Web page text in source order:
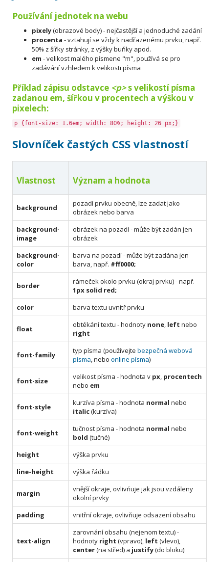
Používání jednotek na webu
pixely(obrazové body) - nejčastější a jednoduché zadání
procenta - vztahují se vždy k nadřazenému prvku, např.
50% z šířky stránky, z výšky buňky apod.
em - velikost malého písmene "m", používá se pro
zadávání vzhledem k velikosti písma
Příklad zápisu odstavce <p>s velikostí písma
zadanou em, šířkou v procentech a výškou v
pixelech:
p {font-size: 1.6em; width: 80%; height: 26 px;}
Slovníček častých CSS vlastností
Vlastnost Význam a hodnota
background
pozadí prvku obecně, lze zadat jako
obrázek nebo barva
background-
image
obrázek na pozadí - může být zadán jen
obrázek
background-
color
barva na pozadí - může být zadána jen
barva, např. #ff0000;
border
rámeček okolo prvku (okraj prvku) - např.
1px solid red;
color
barva textu uvnitř prvku
float obtékání textu - hodnoty none, left nebo
right
font-family typ písma (používejte bezpečná webová
písma, nebo online písma)
font-size velikost písma - hodnota v px, procentech
nebo em
font-style kurzíva písma - hodnota normal nebo
italic(kurzíva)
font-weight tučnost písma - hodnota normal nebo
bold (tučné)
height
výška prvku
line-height
výška řádku
margin
vnější okraje, ovlivńuje jak jsou vzdáleny
okolní prvky
padding
vnitřní okraje, ovlivňuje odsazení obsahu
text-align
zarovnání obsahu (nejenom textu) -
hodnoty right (vpravo), left (vlevo),
center(na střed) a justify(do bloku)